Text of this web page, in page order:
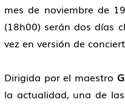
mes de noviembre de
(18h00) serán dos días
vez en versión de
Dirigida por el maestro
la actualidad, una de